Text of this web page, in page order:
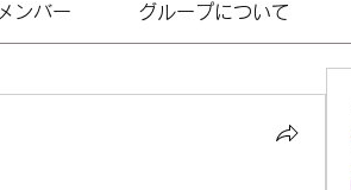
メンバー グループについて